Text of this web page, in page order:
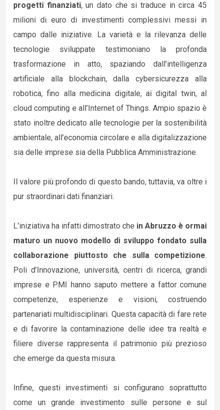
progetti finanziati, un dato che si traduce in circa 45
milioni di euro di investimenti complessivi messi in
campo dalle iniziative. La varietà e la rilevanza delle
tecnologie sviluppate testimoniano la profonda
trasformazione in atto, spaziando dall’intelligenza
artificiale alla blockchain, dalla cybersicurezza alla
robotica, fino alla medicina digitale, ai digital twin, al
cloud computing e all’Internet of Things. Ampio spazio è
stato inoltre dedicato alle tecnologie per la sostenibilità
ambientale, all’economia circolare e alla digitalizzazione
sia delle imprese sia della Pubblica Amministrazione.
Il valore più profondo di questo bando, tuttavia, va oltre i
pur straordinari dati finanziari.
L’iniziativa ha infatti dimostrato che in Abruzzo è ormai
maturo un nuovo modello di sviluppo fondato sulla
collaborazione piuttosto che sulla competizione.
Poli d’Innovazione, università, centri di ricerca, grandi
imprese e PMI hanno saputo mettere a fattor comune
competenze, esperienze e visioni, costruendo
partenariati multidisciplinari. Questa capacità di fare rete
e di favorire la contaminazione delle idee tra realtà e
filiere diverse rappresenta il patrimonio più prezioso
che emerge da questa misura.
Infine, questi investimenti si configurano soprattutto
come un grande investimento sulle persone e sul